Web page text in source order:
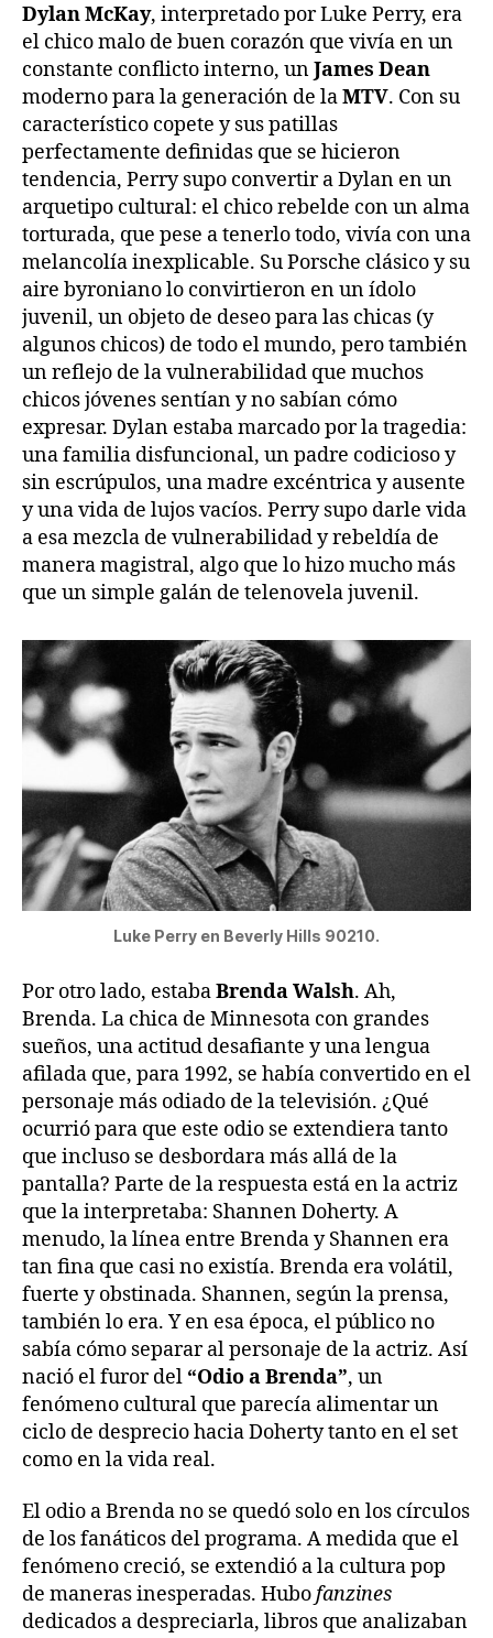
Dylan McKay, interpretado por Luke Perry, era
el chico malo de buen corazón que vivía en un
constante conflicto interno, unJames Dean
moderno para la generación de laMTV. Con su
característico copete y sus patillas
perfectamente definidas que se hicieron
tendencia, Perry supo convertir a Dylan en un
arquetipo cultural: el chico rebelde con un alma
torturada, que pese a tenerlo todo, vivía con una
melancolía inexplicable. Su Porsche clásico y su
aire byroniano lo convirtieron en un ídolo
juvenil, un objeto de deseo para las chicas (y
algunos chicos) de todo el mundo, pero también
un reflejo de la vulnerabilidad que muchos
chicos jóvenes sentían y no sabían cómo
expresar. Dylan estaba marcado por la tragedia:
una familia disfuncional, un padre codicioso y
sin escrúpulos, una madre excéntrica y ausente
y una vida de lujos vacíos. Perry supo darle vida
a esa mezcla de vulnerabilidad y rebeldía de
manera magistral, algo que lo hizo mucho más
que un simple galán de telenovela juvenil.
Luke Perry en Beverly Hills 90210.
Por otro lado, estabaBrenda Walsh. Ah,
Brenda. La chica de Minnesota con grandes
sueños, una actitud desafiante y una lengua
afilada que, para 1992, se había convertido en el
personaje más odiado de la televisión. ¿Qué
ocurrió para que este odio se extendiera tanto
que incluso se desbordara más allá de la
pantalla? Parte de la respuesta está en la actriz
que la interpretaba: Shannen Doherty. A
menudo, la línea entre Brenda y Shannen era
tan fina que casi no existía. Brenda era volátil,
fuerte y obstinada. Shannen, según la prensa,
también lo era. Y en esa época, el público no
sabía cómo separar al personaje de la actriz. Así
nació el furor del “Odio a Brenda”, un
fenómeno cultural que parecía alimentar un
ciclo de desprecio hacia Doherty tanto en el set
como en la vida real.
El odio a Brenda no se quedó solo en los círculos
de los fanáticos del programa. A medida que el
fenómeno creció, se extendió a la cultura pop
de maneras inesperadas. Hubofanzines
dedicados a despreciarla, libros que analizaban